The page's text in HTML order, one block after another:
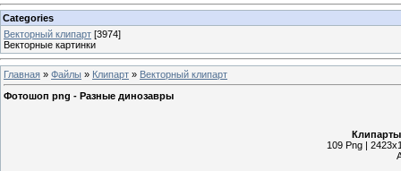
Categories
Векторный клипарт [3974]
Векторные картинки
Главная » Файлы » Клипарт » Векторный клипарт
Фотошоп png - Разные динозавры
109 Png |